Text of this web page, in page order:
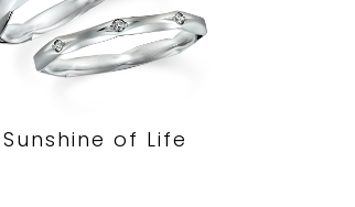
Sunshine of Life